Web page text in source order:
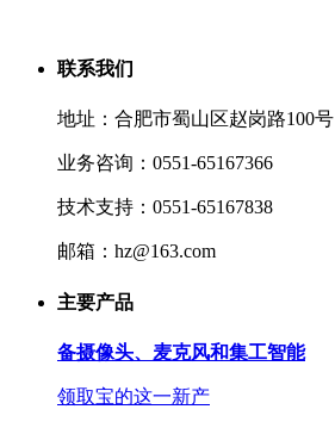
联系我们
地址：合肥市蜀山区赵岗路100号
业务咨询：0551-65167366
技术支持：0551-65167838
邮箱：hz@163.com
主要产品
备摄像头、麦克风和集工智能
领取宝的这一新产